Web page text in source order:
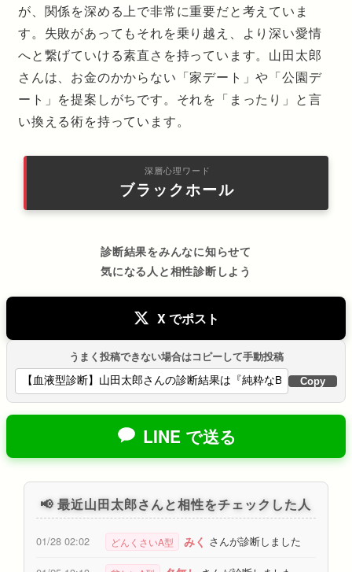
が、関係を深める上で非常に重要だと考えていま
す。失敗があってもそれを乗り越え、より深い愛情
へと繋げていける素直さを持っています。山田太郎
さんは、お金のかからない「家デート」や「公園デ
ート」を提案しがちです。それを「まったり」と言
い換える術を持っています。
深層心理ワード
ブラックホール
診断結果をみんなに知らせて
気になる人と相性診断しよう
X でポスト
うまく投稿できない場合はコピーして手動投稿
Copy
LINE で送る
📢 最近山田太郎さんと相性をチェックした人
01/28 02:02 どんくさいA型 みく さんが診断しました